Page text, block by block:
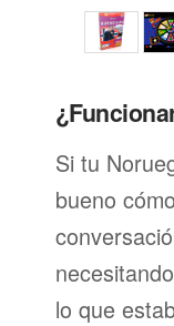
Si tu
bueno
lo que